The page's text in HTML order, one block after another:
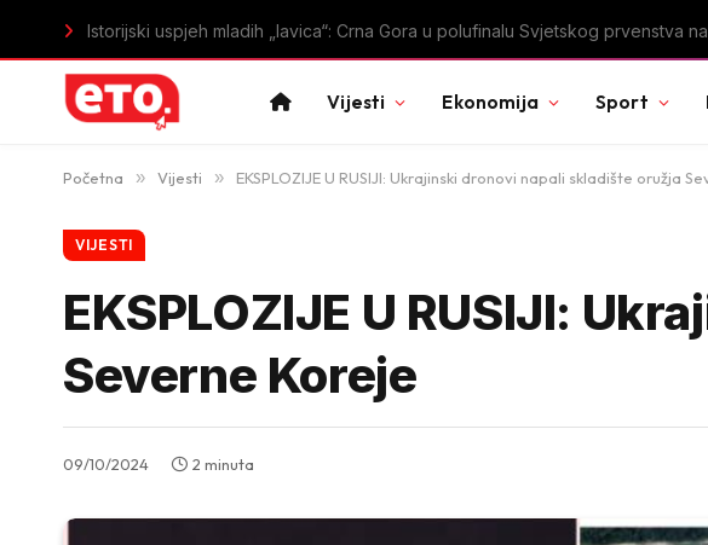
Istorijski uspjeh mladih „lavica“: Crna Gora u polufinalu Svjetskog prvenstva
Vijesti Ekonomija Sport
Početna » Vijesti » EKSPLOZIJE U RUSIJI: Ukrajinski dronovi napali skladište oružja
VIJESTI
EKSPLOZIJE U RUSIJI:
Severne Koreje
09/10/2024 2 minuta